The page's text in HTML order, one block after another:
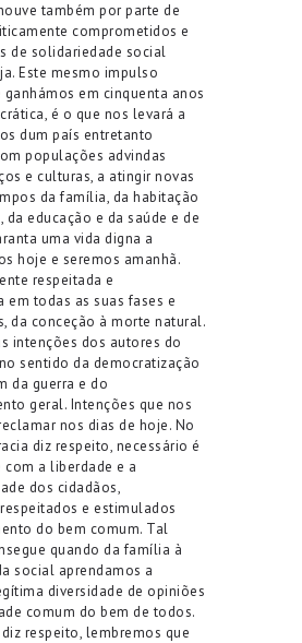
também por parte de
comprometidos e
de solidariedade social
Este mesmo impulso
em cinquenta anos
é o que nos levará a
dum país entretanto
populações advindas
e culturas, a atingir novas
da família, da habitação
da educação e da saúde e de
uma vida digna a
hoje e seremos amanhã.
respeitada e
em todas as suas fases e
da conceção à morte natural.
intenções dos autores do
no sentido da democratização
da guerra e do
geral. Intenções que nos
nos dias de hoje. No
diz respeito, necessário é
a liberdade e a
dos cidadãos,
e estimulados
do bem comum. Tal
quando da família à
social aprendamos a
diversidade de opiniões
comum do bem de todos.
respeito, lembremos que